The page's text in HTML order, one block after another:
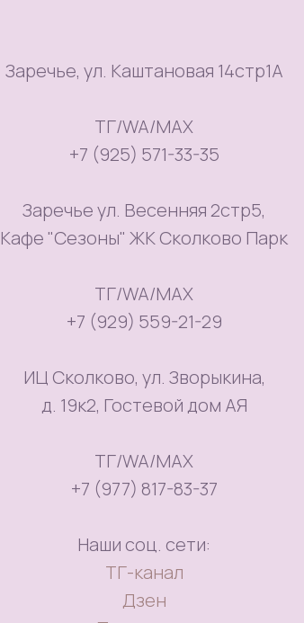
Заречье, ул. Каштановая 14стр1А
ТГ/WA/MAX
+7 (925) 571-33-35
Заречье ул. Весенняя 2стр5,
Кафе "Сезоны" ЖК Сколково Парк
ТГ/WA/MAX
+7 (929) 559-21-29
ИЦ Сколково, ул. Зворыкина,
д. 19к2, Гостевой дом АЯ
ТГ/WA/MAX
+7 (977) 817-83-37
Наши соц. сети:
ТГ-канал
Дзен